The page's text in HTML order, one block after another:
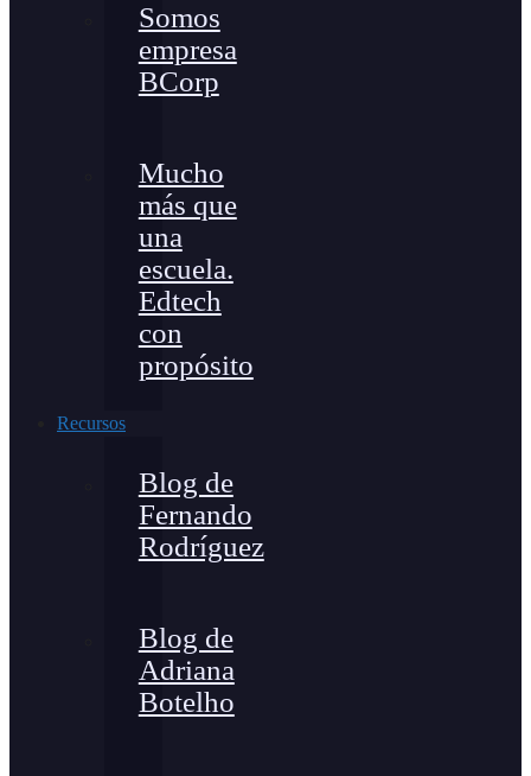
Somos
empresa
BCorp
Mucho
más que
una
escuela.
Edtech
con
propósito
Recursos
Blog de
Fernando
Rodríguez
Blog de
Adriana
Botelho